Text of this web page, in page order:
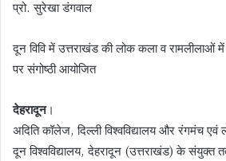
प्रो. सुरेखा डंगवाल
दून विवि में उत्तराखंड की लोक कला व रामलीलाओं में
पर संगोष्ठी आयोजित
देहरादून।
अदिति कॉलेज, दिल्ली विश्वविद्यालय और रंगमंच एवं
दून विश्वविद्यालय, देहरादून (उत्तराखंड) के संयुक्त